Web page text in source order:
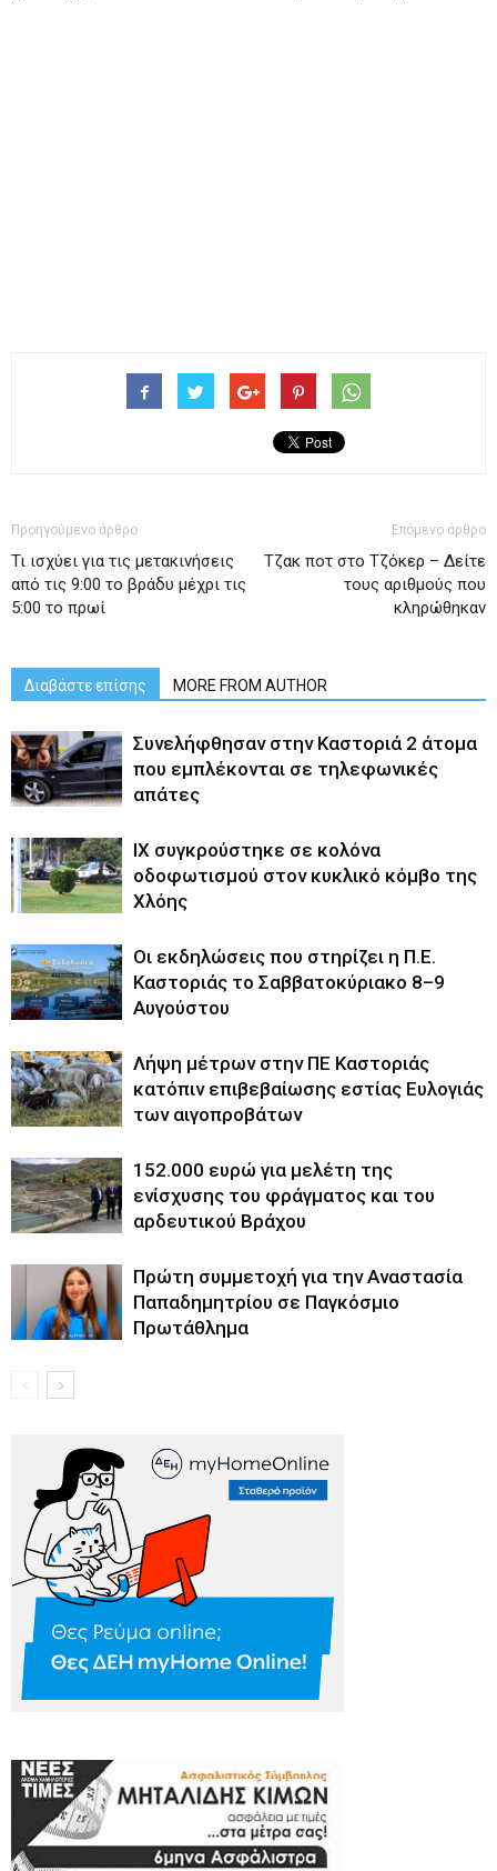
Προηγούμενο άρθρο
Τι ισχύει για τις μετακινήσεις
από τις 9:00 το βράδυ μέχρι τις
5:00 το πρωί
Επόμενο άρθρο
Tζακ ποτ στο Τζόκερ – Δείτε
τους αριθμούς που
κληρώθηκαν
Διαβάστε επίσης MORE FROM AUTHOR
Συνελήφθησαν στην Καστοριά 2 άτομα
που εμπλέκονται σε τηλεφωνικές
απάτες
ΙΧ συγκρούστηκε σε κολόνα
οδοφωτισμού στον κυκλικό κόμβο της
Χλόης
Οι εκδηλώσεις που στηρίζει η Π.Ε.
Καστοριάς το Σαββατοκύριακο 8–9
Αυγούστου
Λήψη μέτρων στην ΠΕ Καστοριάς
κατόπιν επιβεβαίωσης εστίας Ευλογιάς
των αιγοπροβάτων
152.000 ευρώ για μελέτη της
ενίσχυσης του φράγματος και του
αρδευτικού Βράχου
Πρώτη συμμετοχή για την Αναστασία
Παπαδημητρίου σε Παγκόσμιο
Πρωτάθλημα